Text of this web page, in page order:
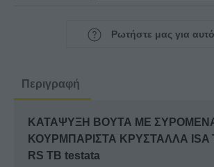
ΚΡΥΣΤΑΛΛΑ
183
RS
Ρωτήστε μας για
Περιγραφή
ΚΑΤΑΨΥΞΗ ΒΟΥΤΑ ΜΕ
ΚΟΥΡΜΠΑΡΙΣΤΑ ΚΡΥΣΤΑΛΛΑ ISA
RS TB testata